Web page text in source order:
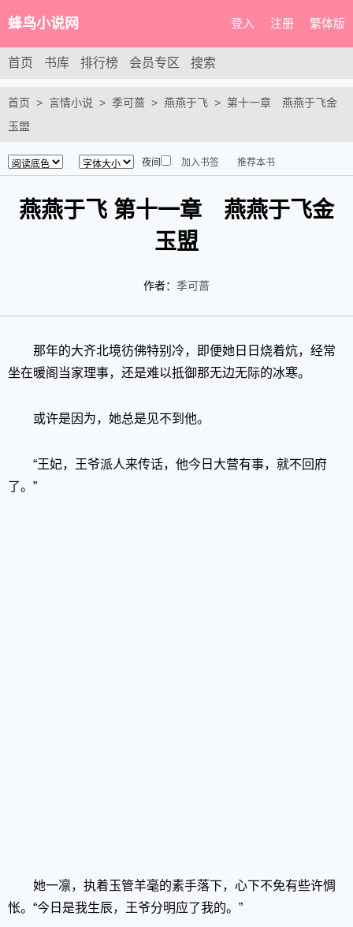
蜂鸟小说网 繁体版
登入 注册
首页 书库 排行榜 会员专区 搜索
首页 言情小说 季可蔷 燕燕于飞
第十一章 燕燕于飞金
玉盟
夜间 加入书签 推荐本书
燕燕于飞 第十一章 燕燕于飞金
玉盟
作者： 季可蔷
那年的大齐北境彷佛特别冷，即便她日日烧着炕，经常
坐在暖阁当家理事，还是难以抵御那无边无际的冰寒。
或许是因为，她总是见不到他。
“王妃，王爷派人来传话，他今日大营有事，就不回府
了。”
她一凛，执着玉管羊毫的素手落下，心下不免有些许惆
怅。“今日是我生辰，王爷分明应了我的。”